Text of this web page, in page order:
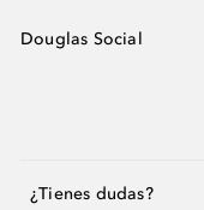
Douglas Social
¿Tienes dudas?